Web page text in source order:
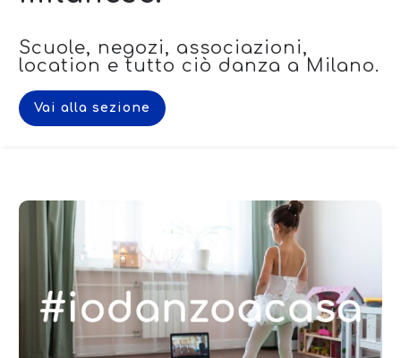
Scuole, negozi, associazioni,
location e tutto ciò danza a Milano.
Vai alla sezione